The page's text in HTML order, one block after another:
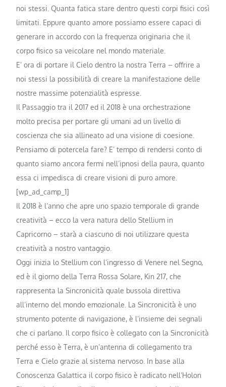
noi stessi. Quanta fatica stare dentro questi corpi fisici così
limitati. Eppure quanto amore possiamo essere capaci di
generare in accordo con la frequenza originaria che il
corpo fisico sa veicolare nel mondo materiale.
E’ ora di portare il Cielo dentro la nostra Terra – offrire a
noi stessi la possibilità di creare la manifestazione delle
nostre massime potenzialità espresse.
Il Passaggio tra il 2017 ed il 2018 è una orchestrazione
molto precisa per portare gli umani ad un livello di
coscienza che sia allineato ad una visione di coesione.
Pensiamo di potercela fare? E’ tempo di rendersi conto di
quanto siamo ancora fermi nell’ipnosi della paura, quanto
essa ci impedisca di creare visioni di puro amore.
[wp_ad_camp_1]
Il 2018 è l’anno che apre uno spazio temporale di grande
creatività – ecco la vera natura dello Stellium in
Capricorno – starà a ciascuno di noi utilizzare questa
creatività a nostro vantaggio.
Oggi inizia lo Stellium con l’ingresso di Venere nel Segno,
ed è il giorno della Terra Rossa Solare, Kin 217, che
rappresenta la Sincronicità quale bussola direttiva
all’interno del mondo emozionale. La Sincronicità è uno
strumento potente di navigazione, è l’insieme dei segnali
che ci parlano. Il corpo fisico è collegato con la Sincronicità
perché esso è Terra, è un’antenna di collegamento tra
Terra e Cielo grazie al sistema nervoso. In base alla
Conoscenza Galattica il corpo fisico è radicato nell’Holon